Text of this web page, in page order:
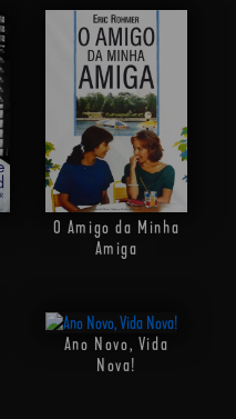
O Amigo da Minha
Amiga
Ano Novo, Vida
Nova!